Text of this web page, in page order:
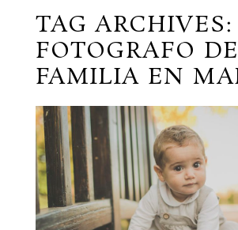
TAG ARCHIVES:
FOTOGRAFO DE
FAMILIA EN